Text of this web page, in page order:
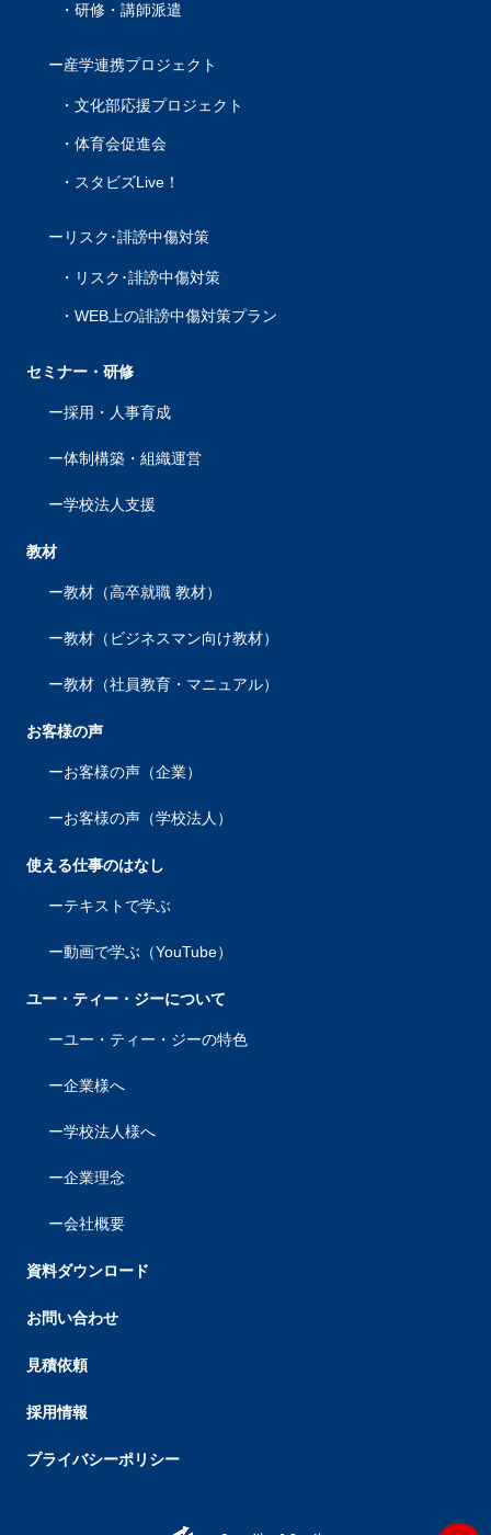
研修・講師派遣
産学連携プロジェクト
文化部応援プロジェクト
体育会促進会
スタビズLive！
リスク･誹謗中傷対策
リスク･誹謗中傷対策
WEB上の誹謗中傷対策プラン
セミナー・研修
採用・人事育成
体制構築・組織運営
学校法人支援
教材
教材（高卒就職 教材）
教材（ビジネスマン向け教材）
教材（社員教育・マニュアル）
お客様の声
お客様の声（企業）
お客様の声（学校法人）
使える仕事のはなし
テキストで学ぶ
動画で学ぶ（YouTube）
ユー・ティー・ジーについて
ユー・ティー・ジーの特色
企業様へ
学校法人様へ
企業理念
会社概要
資料ダウンロード
お問い合わせ
見積依頼
採用情報
プライバシーポリシー